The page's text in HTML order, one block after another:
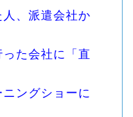
、派遣会社か
った会社に「直
ングショーに